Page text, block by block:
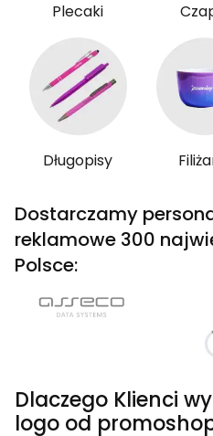
Plecaki
Długopisy
Dostarczamy
reklamowe 300
Polsce:
Dlaczego Klienci
logo od